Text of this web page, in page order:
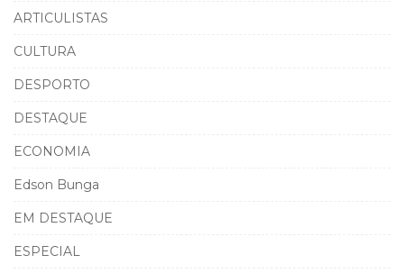
ARTICULISTAS
CULTURA
DESPORTO
DESTAQUE
ECONOMIA
Edson Bunga
EM DESTAQUE
ESPECIAL